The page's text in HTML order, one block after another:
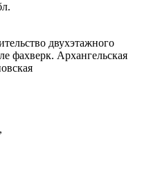
двухэтажного
фахверк. Архангельская